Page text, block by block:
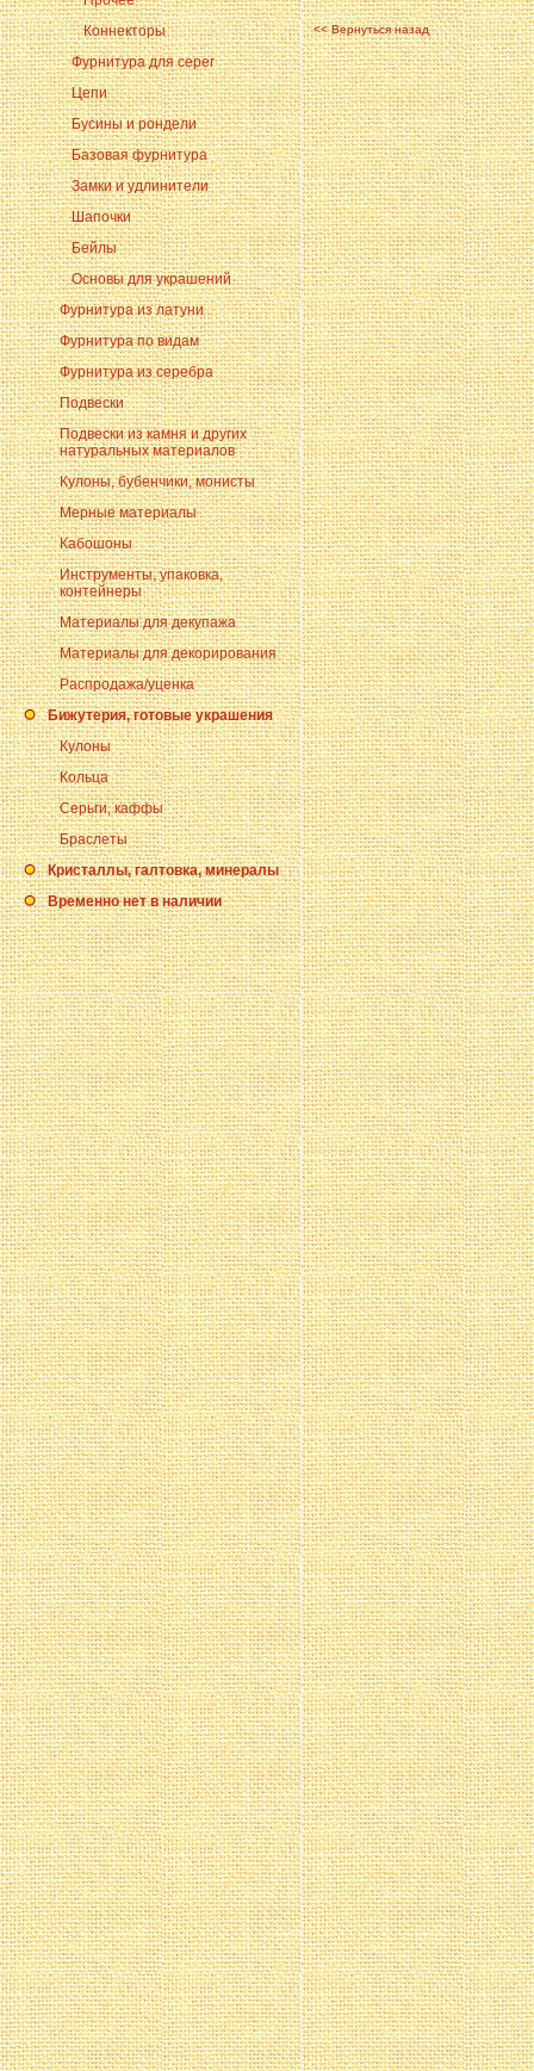
Коннекторы
Фурнитура для серег
Цепи
Бусины и рондели
Базовая фурнитура
Замки и удлинители
Шапочки
Бейлы
Основы для украшений
Фурнитура из латуни
Фурнитура по видам
Фурнитура из серебра
Подвески
Подвески из камня и других
натуральных материалов
Кулоны, бубенчики, монисты
Мерные материалы
Кабошоны
Инструменты, упаковка,
контейнеры
Материалы для декупажа
Материалы для декорирования
Распродажа/уценка
Бижутерия, готовые украшения
Кулоны
Кольца
Серьги, каффы
Браслеты
Кристаллы, галтовка, минералы
Временно нет в наличии
<< Вернуться назад